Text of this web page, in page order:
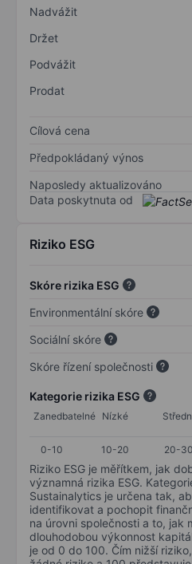
Nadvážit
Držet
Podvážit
Prodat
Cílová cena
Předpokládaný výnos
Naposledy aktualizováno
Data poskytnuta od
Riziko ESG
Skóre rizika ESG
Environmentální skóre
Sociální skóre
Skóre řízení společnosti
Kategorie rizika ESG
Zanedbatelné Nízké
0-10
10-20 20-30
Riziko ESG je měřítkem, jak
významná rizika ESG.
Sustainalytics je určena tak,
identifikovat a pochopit
na úrovni společnosti a to, jak
dlouhodobou výkonnost
je od 0 do 100. Čím nižší